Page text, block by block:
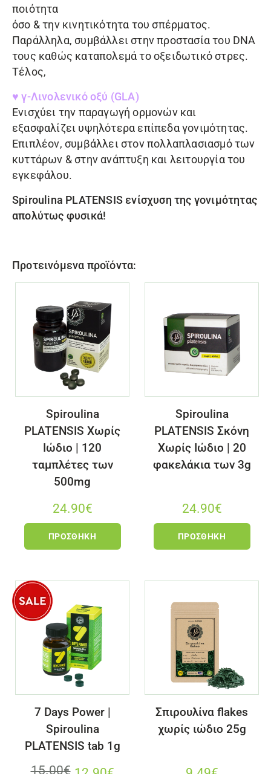
ποιότητα
όσο & την κινητικότητα του σπέρματος.
Παράλληλα, συμβάλλει στην προστασία του DNA
τους καθώς καταπολεμά το οξειδωτικό στρες.
Τέλος,
♥ γ-Λινολενικό οξύ (GLA)
Ενισχύει την παραγωγή ορμονών και
εξασφαλίζει υψηλότερα επίπεδα γονιμότητας.
Επιπλέον, συμβάλλει στον πολλαπλασιασμό των
κυττάρων & στην ανάπτυξη και λειτουργία του
εγκεφάλου.
Spiroulina PLATENSIS ενίσχυση της γονιμότητας
απολύτως φυσικά!
Προτεινόμενα προϊόντα:
Spiroulina
PLATENSIS Χωρίς
Ιώδιο | 120
ταμπλέτες των
500mg
24.90€
ΠΡΟΣΘΉΚΗ
Spiroulina
PLATENSIS Σκόνη
Χωρίς Ιώδιο | 20
φακελάκια των 3g
24.90€
ΠΡΟΣΘΉΚΗ
7 Days Power |
Spiroulina
PLATENSIS tab 1g
15.00€
Σπιρουλίνα flakes
χωρίς ιώδιο 25g